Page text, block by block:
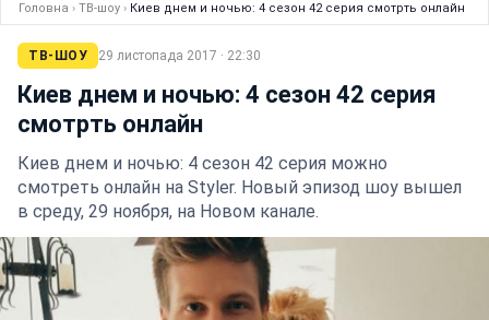
Головна › ТВ-шоу › Киев днем и ночью: 4 сезон 42 серия cмотрть онлайн
ТВ-ШОУ 29 листопада 2017 · 22:30
Киев днем и ночью: 4 сезон 42 серия
cмотрть онлайн
Киев днем и ночью: 4 сезон 42 серия можно
смотреть онлайн на Styler. Новый эпизод шоу вышел
в среду, 29 ноября, на Новом канале.